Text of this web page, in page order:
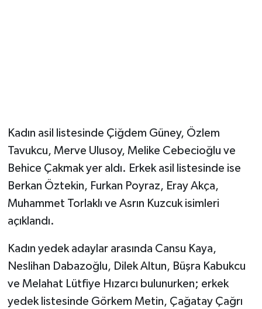
Kadın asil listesinde Çiğdem Güney, Özlem
Tavukcu, Merve Ulusoy, Melike Cebecioğlu ve
Behice Çakmak yer aldı. Erkek asil listesinde ise
Berkan Öztekin, Furkan Poyraz, Eray Akça,
Muhammet Torlaklı ve Asrın Kuzcuk isimleri
açıklandı.
Kadın yedek adaylar arasında Cansu Kaya,
Neslihan Dabazoğlu, Dilek Altun, Büşra Kabukcu
ve Melahat Lütfiye Hızarcı bulunurken; erkek
yedek listesinde Görkem Metin, Çağatay Çağrı